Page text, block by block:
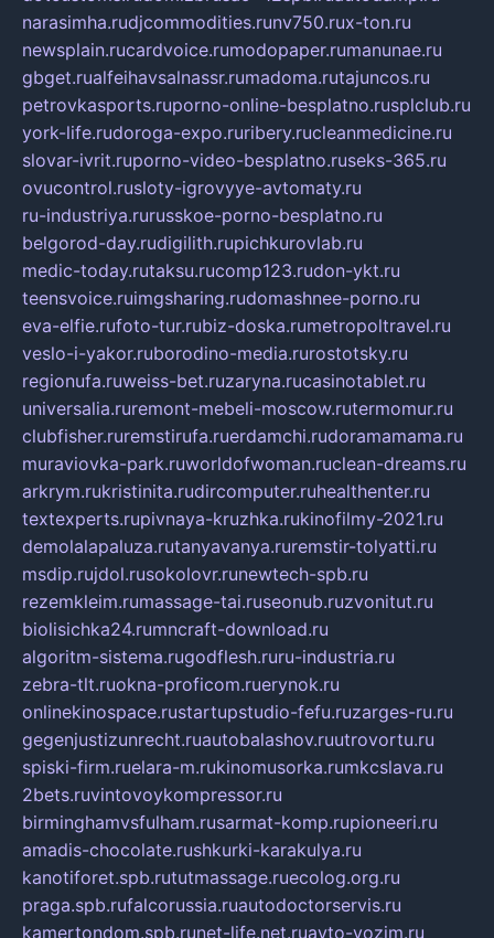
narasimha.rudjcommodities.runv750.rux-ton.ru
newsplain.rucardvoice.rumodopaper.rumanunae.ru
gbget.rualfeihavsalnassr.rumadoma.rutajuncos.ru
petrovkasports.ruporno-online-besplatno.rusplclub.ru
york-life.rudoroga-expo.ruribery.rucleanmedicine.ru
slovar-ivrit.ruporno-video-besplatno.ruseks-365.ru
ovucontrol.rusloty-igrovyye-avtomaty.ru
ru-industriya.rurusskoe-porno-besplatno.ru
belgorod-day.rudigilith.rupichkurovlab.ru
medic-today.rutaksu.rucomp123.rudon-ykt.ru
teensvoice.ruimgsharing.rudomashnee-porno.ru
eva-elfie.rufoto-tur.rubiz-doska.rumetropoltravel.ru
veslo-i-yakor.ruborodino-media.rurostotsky.ru
regionufa.ruweiss-bet.ruzaryna.rucasinotablet.ru
universalia.ruremont-mebeli-moscow.rutermomur.ru
clubfisher.ruremstirufa.ruerdamchi.rudoramamama.ru
muraviovka-park.ruworldofwoman.ruclean-dreams.ru
arkrym.rukristinita.rudircomputer.ruhealthenter.ru
textexperts.rupivnaya-kruzhka.rukinofilmy-2021.ru
demolalapaluza.rutanyavanya.ruremstir-tolyatti.ru
msdip.rujdol.rusokolovr.runewtech-spb.ru
rezemkleim.rumassage-tai.ruseonub.ruzvonitut.ru
biolisichka24.rumncraft-download.ru
algoritm-sistema.rugodflesh.ruru-industria.ru
zebra-tlt.ruokna-proficom.ruerynok.ru
onlinekinospace.rustartupstudio-fefu.ruzarges-ru.ru
gegenjustizunrecht.ruautobalashov.ruutrovortu.ru
spiski-firm.ruelara-m.rukinomusorka.rumkcslava.ru
2bets.ruvintovoykompressor.ru
birminghamvsfulham.rusarmat-komp.rupioneeri.ru
amadis-chocolate.rushkurki-karakulya.ru
kanotiforet.spb.rututmassage.ruecolog.org.ru
praga.spb.rufalcorussia.ruautodoctorservis.ru
kamertondom.spb.runet-life.net.ruavto-vozim.ru